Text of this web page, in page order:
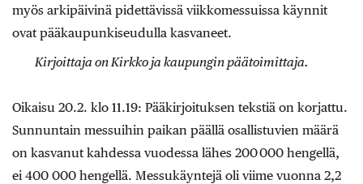
myös arkipäivinä pidettävissä viikkomessuissa käynnit
ovat pääkaupunkiseudulla kasvaneet.
Kirjoittaja on Kirkko ja kaupungin päätoimittaja.
Oikaisu 20.2. klo 11.19: Pääkirjoituksen tekstiä on korjattu.
Sunnuntain messuihin paikan päällä osallistuvien määrä
on kasvanut kahdessa vuodessa lähes 200 000 hengellä,
ei 400 000 hengellä. Messukäyntejä oli viime vuonna 2,2